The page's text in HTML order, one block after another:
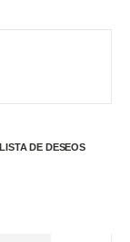
DE DESEOS